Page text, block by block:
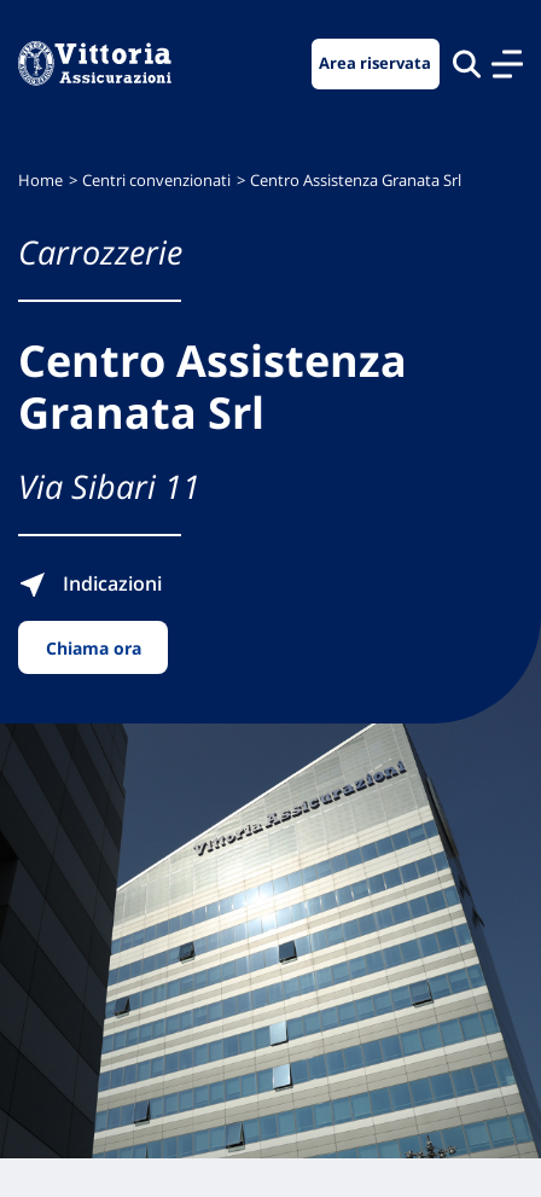
menu
contenuto
footer
Area riservata
Home Centri convenzionati Centro Assistenza Granata Srl
Carrozzerie
Centro Assistenza
Granata Srl
Via Sibari 11
Indicazioni
Chiama ora